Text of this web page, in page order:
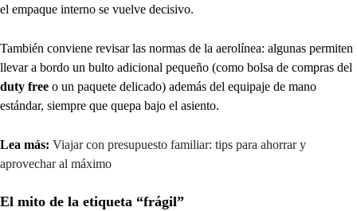
el empaque interno se vuelve decisivo.
También conviene revisar las normas de la aerolínea: algunas permiten
llevar a bordo un bulto adicional pequeño (como bolsa de compras del
duty free o un paquete delicado) además del equipaje de mano
estándar, siempre que quepa bajo el asiento.
Lea más: Viajar con presupuesto familiar: tips para ahorrar y
aprovechar al máximo
El mito de la etiqueta “frágil”